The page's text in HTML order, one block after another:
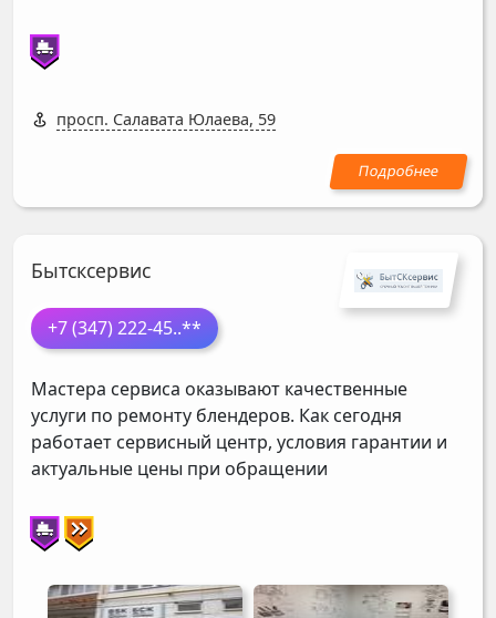
просп. Салавата Юлаева, 59
Бытсксервис
+7 (347) 222-45..**
Мастера сервиса оказывают качественные
услуги по ремонту блендеров. Как сегодня
работает сервисный центр, условия гарантии и
актуальные цены при обращении